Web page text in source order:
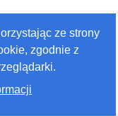
ze strony
zgodnie z
Szukaj